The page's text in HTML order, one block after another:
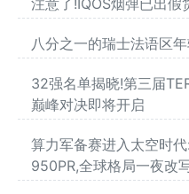
八分之一的瑞士法语区
32强名单揭晓!第三届
巅峰对决即将开启
算力军备赛进入太空时
950PR,全球格局一夜改